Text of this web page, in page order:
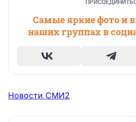
Самые яркие фото и
наших группах в
Новости СМИ2